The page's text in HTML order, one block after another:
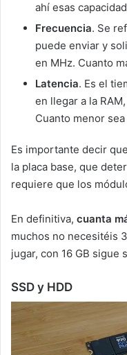
ahí esas
Frecuencia. Se
puede enviar y
en MHz. Cuanto
Latencia. Es el
en llegar a la
Cuanto menor
Es importante decir
la placa base, que
requiere que los
En definitiva, cuanta
muchos no necesitéis
jugar, con 16 GB sigue
SSD y HDD